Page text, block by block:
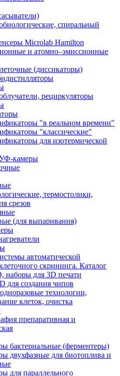
спиральный
Microlab Hamilton
и атомно–эмиссионные
(диссикаторы)
рециркуляторы
"в реальном времени"
"классические"
для изотермической
камеры
термостолики,
срезов
(для выпаривания)
автоматической
скрининга. Каталог
наборы для 3D печати
для создания чипов
технологии,
клеток, очистка
препаративная и
бактериальные (ферментеры)
двухфазные для биотоплива и
для параллельного